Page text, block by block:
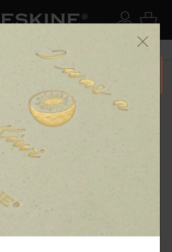
切替 ログ
など) カ
購入で送料無料 メニ
返品と返金
すか？
われます
じ方法で処理されます。 ご
メールアドレスに 確認メー